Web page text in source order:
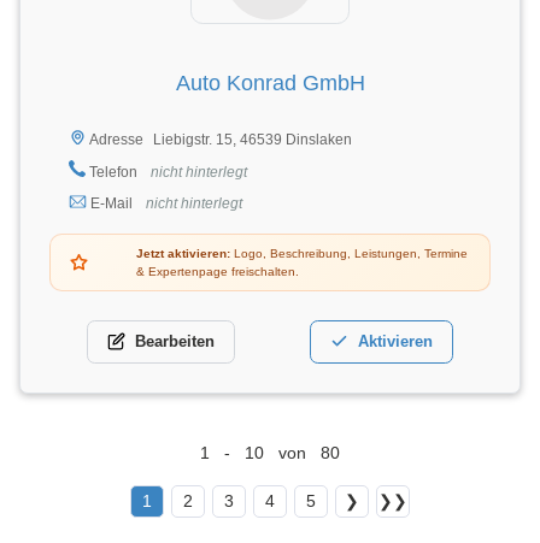
Auto Konrad GmbH
Adresse
Liebigstr. 15, 46539 Dinslaken
Telefon
nicht hinterlegt
E-Mail
nicht hinterlegt
Jetzt aktivieren: Logo, Beschreibung, Leistungen, Termine
& Expertenpage freischalten.
Bearbeiten Aktivieren
1 - 10 von 80
1 2 3 4 5 ❯ ❯❯